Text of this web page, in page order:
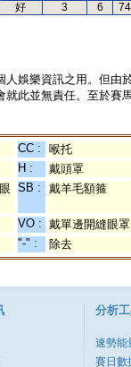
好 3 6 74
娛樂資訊之用。但
此並無責任。至於賽
CC :
喉托
H :
戴頭罩
SB : 戴羊毛額箍
VO : 戴單邊開縫眼罩
"-" : 除去
分析
速勢能
賽日數